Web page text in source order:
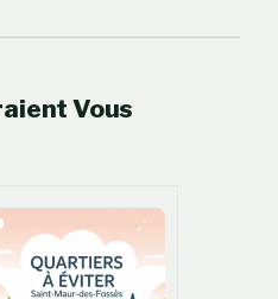
Vous